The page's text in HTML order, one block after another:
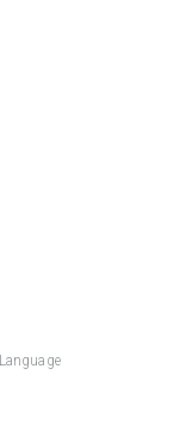
Language